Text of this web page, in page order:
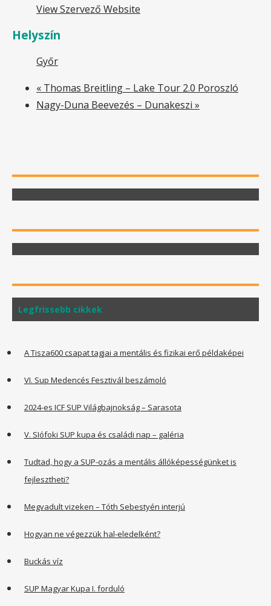
View Szervező Website
Helyszín
Győr
« Thomas Breitling – Lake Tour 2.0 Poroszló
Nagy-Duna Beevezés – Dunakeszi »
Legfrissebb cikkek
A Tisza600 csapat tagjai a mentális és fizikai erő példaképei
VI. Sup Medencés Fesztivál beszámoló
2024-es ICF SUP Világbajnokság – Sarasota
V. SIófoki SUP kupa és családi nap – galéria
Tudtad, hogy a SUP-ozás a mentális állóképességünket is
fejlesztheti?
Megvadult vizeken – Tóth Sebestyén interjú
Hogyan ne végezzük hal-eledelként?
Buckás víz
SUP Magyar Kupa I. forduló